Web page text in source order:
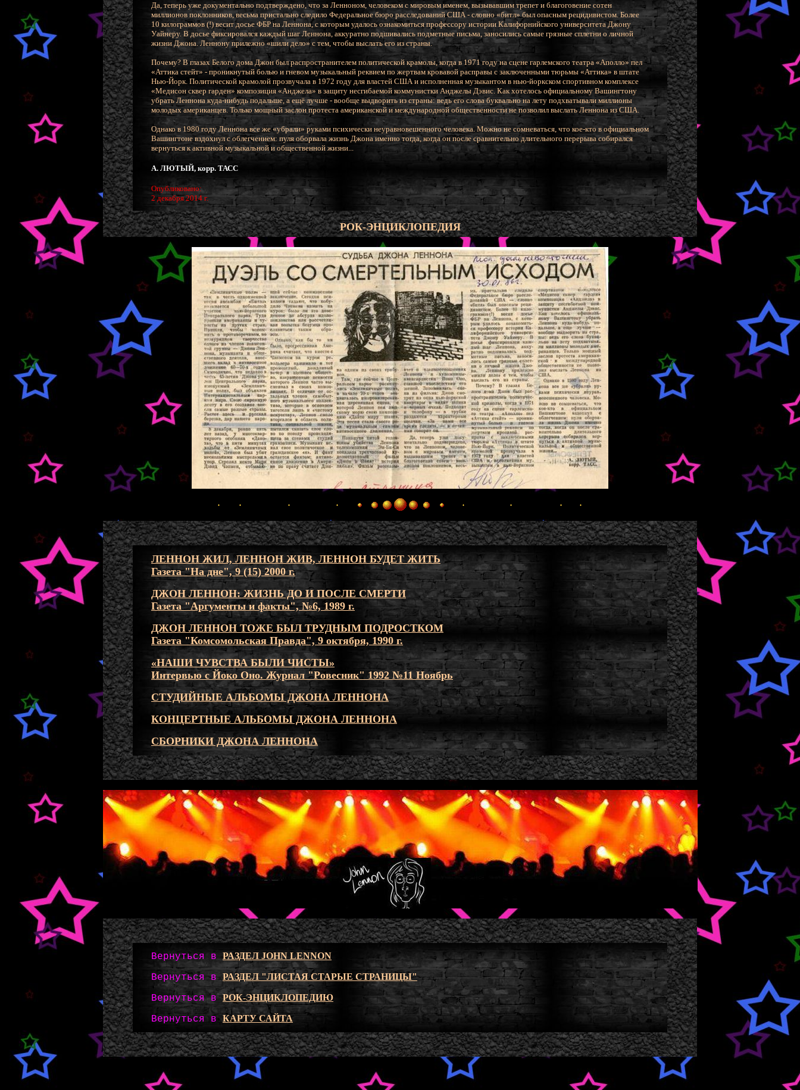
Да, теперь уже документально подтверждено, что за Ленноном, человеком с мировым именем, вызывавшим трепет и благоговение сотен
миллионов поклонников, весьма пристально следило Федеральное бюро расследований США - словно «битл» был опасным рецидивистом. Более
10 килограммов (!) весит досье ФБР на Леннона, с которым удалось ознакомиться профессору истории Калифорнийского университета Джону
Уайнеру. В досье фиксировался каждый шаг Леннона, аккуратно подшивались подметные письма, заносились самые грязные сплетни о личной
жизни Джона. Леннону прилежно «шили дело» с тем, чтобы выслать его из страны.
Почему? В глазах Белого дома Джон был распространителем политической крамолы, когда в 1971 году на сцене гарлемского театра «Аполло» пел
«Аттика стейт» - проникнутый болью и гневом музыкальный реквием по жертвам кровавой расправы с заключенными тюрьмы «Аттика» в штате
Нью-Йорк. Политической крамолой прозвучала в 1972 году для властей США и исполненная музыкантом в нью-йоркском спортивном комплексе
«Медисон сквер гарден» композиция «Анджела» в защиту несгибаемой коммунистки Анджелы Дэвис. Как хотелось официальному Вашингтону
убрать Леннона куда-нибудь подальше, а ещё лучше - вообще выдворить из страны: ведь его слова буквально на лету подхватывали миллионы
молодых американцев. Только мощный заслон протеста американской и международной общественности не позволил выслать Леннона из США.
Однако в 1980 году Леннона все же «убрали» руками психически неуравновешенного человека. Можно не сомневаться, что кое-кто в официальном
Вашингтоне вздохнул с облегчением: пуля оборвала жизнь Джона именно тогда, когда он после сравнительно длительного перерыва собирался
вернуться к активной музыкальной и общественной жизни...
А. ЛЮТЫЙ, корр. ТАСС
Опубликовано:
2 декабря 2014 г.
РОК-ЭНЦИКЛОПЕДИЯ
ЛЕННОН ЖИЛ, ЛЕННОН ЖИВ, ЛЕННОН БУДЕТ ЖИТЬ
Газета "На дне", 9 (15) 2000 г.
ДЖОН ЛЕННОН: ЖИЗНЬ ДО И ПОСЛЕ СМЕРТИ
Газета "Аргументы и факты", №6, 1989 г.
ДЖОН ЛЕННОН ТОЖЕ БЫЛ ТРУДНЫМ ПОДРОСТКОМ
Газета "Комсомольская Правда", 9 октября, 1990 г.
«НАШИ ЧУВСТВА БЫЛИ ЧИСТЫ»
Интервью с Йоко Оно. Журнал "Ровесник" 1992 №11 Ноябрь
СТУДИЙНЫЕ АЛЬБОМЫ ДЖОНА ЛЕННОНА
КОНЦЕРТНЫЕ АЛЬБОМЫ ДЖОНА ЛЕННОНА
СБОРНИКИ ДЖОНА ЛЕННОНА
Вернуться вРАЗДЕЛ JOHN LENNON
Вернуться вРАЗДЕЛ "ЛИСТАЯ СТАРЫЕ СТРАНИЦЫ"
Вернуться вРОК-ЭНЦИКЛОПЕДИЮ
Вернуться в КАРТУ САЙТА